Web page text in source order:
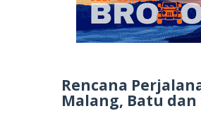
Rencana
Malang, Batu dan